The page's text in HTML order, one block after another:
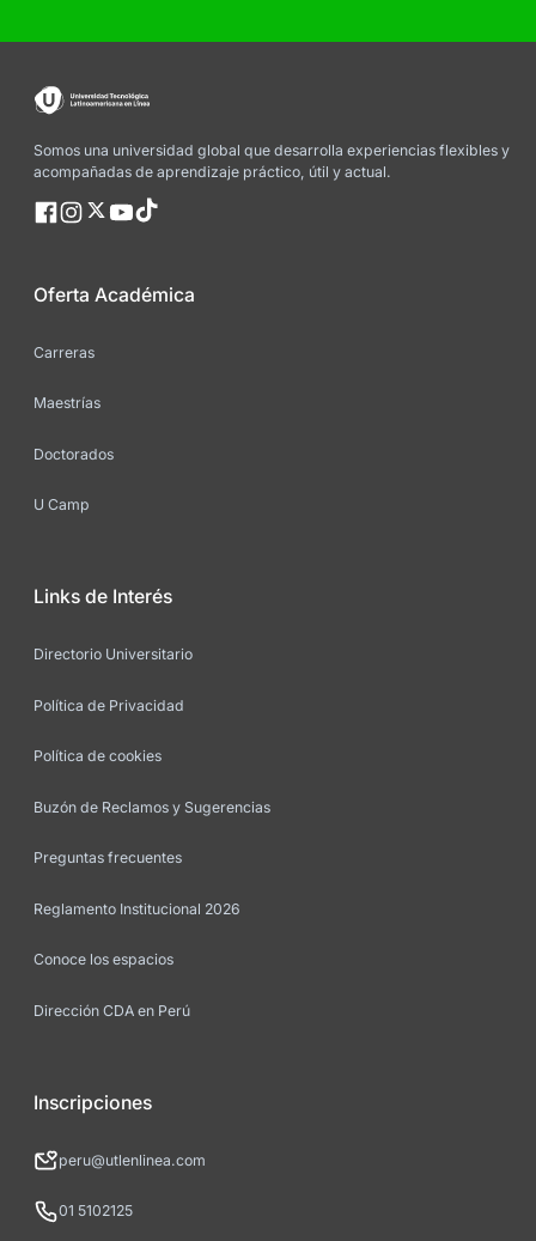
Somos una universidad global que desarrolla experiencias flexibles y
acompañadas de aprendizaje práctico, útil y actual.
Oferta Académica
Carreras
Maestrías
Doctorados
U Camp
Links de Interés
Directorio Universitario
Política de Privacidad
Política de cookies
Buzón de Reclamos y Sugerencias
Preguntas frecuentes
Reglamento Institucional 2026
Conoce los espacios
Dirección CDA en Perú
Inscripciones
peru@utlenlinea.com
01 5102125